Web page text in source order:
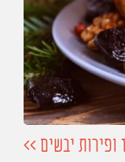
יבשים >>